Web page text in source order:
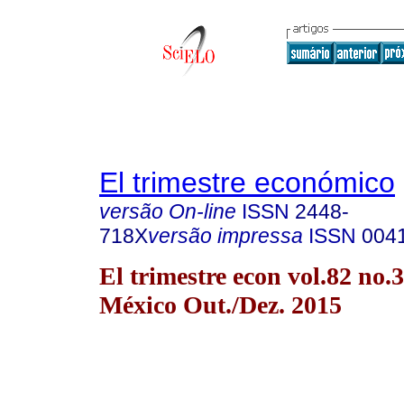
El trimestre económico
versão On-line ISSN 2448-
718Xversão impressa ISSN
El trimestre econ vol.82
México Out./Dez. 2015